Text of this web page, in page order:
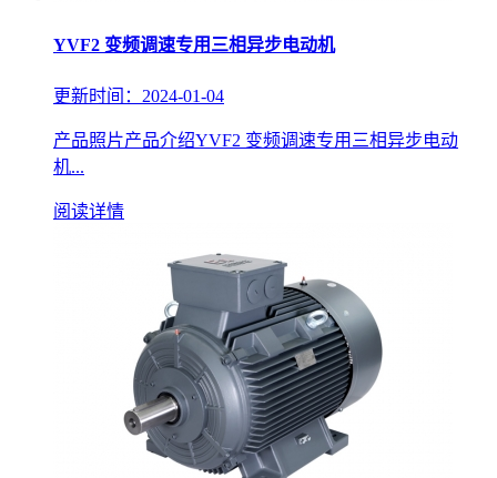
YVF2 变频调速专用三相异步电动机
更新时间：2024-01-04
产品照片产品介绍YVF2 变频调速专用三相异步电动
机...
阅读详情